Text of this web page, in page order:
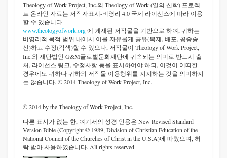
Theology of Work Project, Inc.의 Theology of Work (일의 신학) 프로젝
트 온라인 자료는 저작자표시-비영리 4.0 국제 라이선스에 따라 이용
할 수 있습니다.
www.theologyofwork.org에 게재된 저작물을 기반으로 하여, 귀하는
비영리적 목적 범위 내에서 이를 자유롭게 공유(복제, 배포, 공중송
신)하고 수정(각색)할 수 있으나, 저작물이 Theology of Work Project,
Inc.와 재단법인 G&M글로벌문화재단에 귀속되는 의미로 반드시 출
처, 라이선스 링크, 수정사항 등을 표시하여야 하되, 이것이 어떠한
경우에도 귀하나 귀하의 저작물 이용행위를 지지하는 것을 의미하지
는 않습니다. © 2014 Theology of Work Project, Inc.
© 2014 by the Theology of Work Project, Inc.
다른 표시가 없는 한, 여기서의 성경 인용은 New Revised Standard
Version Bible (Copyright © 1989, Division of Christian Education of the
National Council of the Churches of Christ in the U.S.A)에 따랐으며, 허
락 받아 사용하였습니다. All rights reserved.